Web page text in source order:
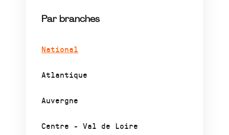
Par branches
National
Atlantique
Auvergne
Centre - Val de Loire